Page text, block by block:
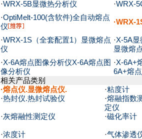
·WRX-5B显微热分析仪 ·WRX-
·OptiMelt-100(含软件)全自动熔点
仪
·WRX-
·WRX-1S（全套配置1）显微熔点
仪
·X-5A显
显微熔
·X-6A熔点图像分析仪X-6A熔点图
像分析仪
·X-6A+
6A+熔
相关产品类别
·熔点仪.显微熔点仪. ·粘度计
·热封仪.热封试验仪 ·熔融指数
定仪
·灰熔融性测定仪 ·磁化率计
·浓度计 ·气体渗透